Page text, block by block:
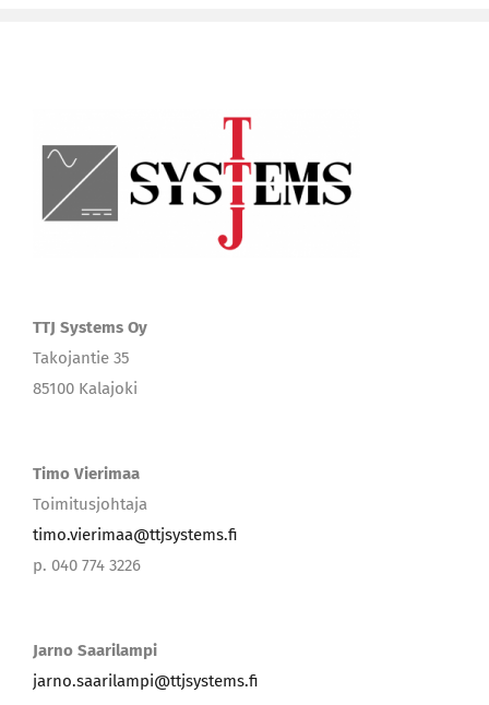
TTJ Systems Oy
Takojantie 35
85100 Kalajoki
Timo Vierimaa
Toimitusjohtaja
timo.vierimaa@ttjsystems.fi
p. 040 774 3226
Jarno Saarilampi
jarno.saarilampi@ttjsystems.fi